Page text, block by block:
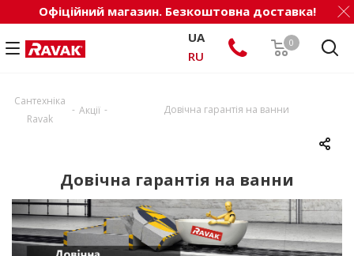
Офіційний магазин. Безкоштовна доставка!
0
UA
RU
Сантехніка
Ravak
- Акції - Довічна гарантія на ванни
Довічна гарантія на ванни